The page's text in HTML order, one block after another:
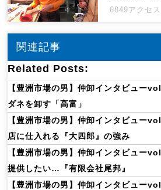
6849アクセス
関連記事
Related Posts:
【豊洲市場の男】仲卸インタビュー
ダネを卸す「高富」
【豊洲市場の男】仲卸インタビュー
店に仕入れる『大四郎』の強み
【豊洲市場の男】仲卸インタビュー
提供したい…『有限会社尾邦』
【豊洲市場の男】仲卸インタビュー